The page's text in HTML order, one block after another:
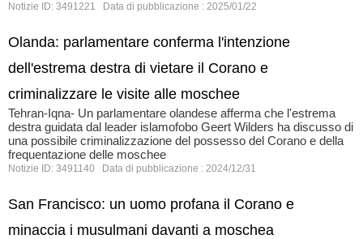
Notizie ID: 3491221 Data di pubblicazione : 2025/01/22
Olanda: parlamentare conferma l'intenzione
dell'estrema destra di vietare il Corano e
criminalizzare le visite alle moschee
Tehran-Iqna- Un parlamentare olandese afferma che l'estrema
destra guidata dal leader islamofobo Geert Wilders ha discusso di
una possibile criminalizzazione del possesso del Corano e della
frequentazione delle moschee
Notizie ID: 3491140 Data di pubblicazione : 2024/12/31
San Francisco: un uomo profana il Corano e
minaccia i musulmani davanti a moschea